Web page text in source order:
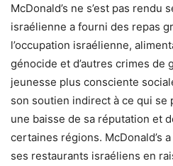
McDonald’s ne s’est pas
israélienne a fourni des repas
l’occupation israélienne,
génocide et d’autres crimes de
jeunesse plus consciente
son soutien indirect à ce qui se
une baisse de sa réputation et
certaines régions. McDonald’s
ses restaurants israéliens en